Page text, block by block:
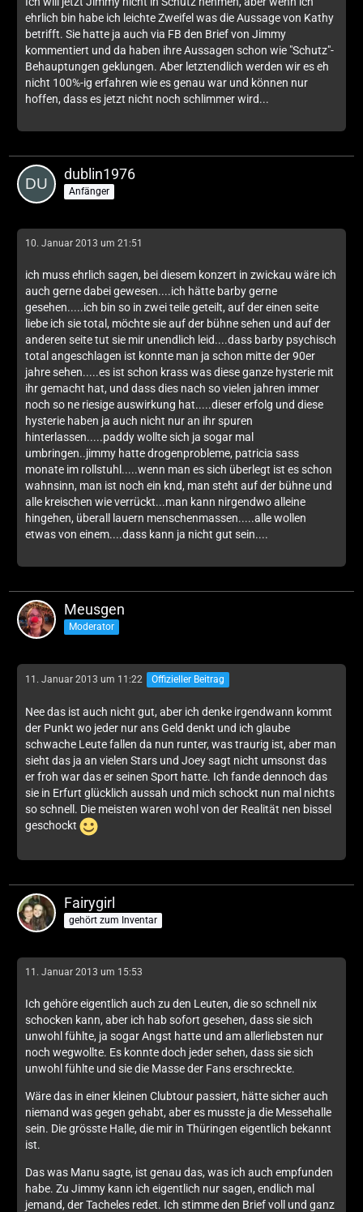
ehrlich bin habe ich leichte Zweifel was die Aussage von Kathy
betrifft. Sie hatte ja auch via FB den Brief von Jimmy
kommentiert und da haben ihre Aussagen schon wie "Schutz"-
Behauptungen geklungen. Aber letztendlich werden wir es eh
nicht 100%-ig erfahren wie es genau war und können nur
hoffen, dass es jetzt nicht noch schlimmer wird...
dublin1976
Anfänger
10. Januar 2013 um 21:51
ich muss ehrlich sagen, bei diesem konzert in zwickau wäre ich
auch gerne dabei gewesen....ich hätte barby gerne
gesehen.....ich bin so in zwei teile geteilt, auf der einen seite
liebe ich sie total, möchte sie auf der bühne sehen und auf der
anderen seite tut sie mir unendlich leid....dass barby psychisch
total angeschlagen ist konnte man ja schon mitte der 90er
jahre sehen.....es ist schon krass was diese ganze hysterie mit
ihr gemacht hat, und dass dies nach so vielen jahren immer
noch so ne riesige auswirkung hat.....dieser erfolg und diese
hysterie haben ja auch nicht nur an ihr spuren
hinterlassen.....paddy wollte sich ja sogar mal
umbringen..jimmy hatte drogenprobleme, patricia sass
monate im rollstuhl.....wenn man es sich überlegt ist es schon
wahnsinn, man ist noch ein knd, man steht auf der bühne und
alle kreischen wie verrückt...man kann nirgendwo alleine
hingehen, überall lauern menschenmassen.....alle wollen
etwas von einem....dass kann ja nicht gut sein....
Meusgen
Moderator
11. Januar 2013 um 11:22 Offizieller Beitrag
Nee das ist auch nicht gut, aber ich denke irgendwann kommt
der Punkt wo jeder nur ans Geld denkt und ich glaube
schwache Leute fallen da nun runter, was traurig ist, aber man
sieht das ja an vielen Stars und Joey sagt nicht umsonst das
er froh war das er seinen Sport hatte. Ich fande dennoch das
sie in Erfurt glücklich aussah und mich schockt nun mal nichts
so schnell. Die meisten waren wohl von der Realität nen bissel
geschockt
Fairygirl
gehört zum Inventar
11. Januar 2013 um 15:53
Ich gehöre eigentlich auch zu den Leuten, die so schnell nix
schocken kann, aber ich hab sofort gesehen, dass sie sich
unwohl fühlte, ja sogar Angst hatte und am allerliebsten nur
noch wegwollte. Es konnte doch jeder sehen, dass sie sich
unwohl fühlte und sie die Masse der Fans erschreckte.
Wäre das in einer kleinen Clubtour passiert, hätte sicher auch
niemand was gegen gehabt, aber es musste ja die Messehalle
sein. Die grösste Halle, die mir in Thüringen eigentlich bekannt
ist.
Das was Manu sagte, ist genau das, was ich auch empfunden
habe. Zu Jimmy kann ich eigentlich nur sagen, endlich mal
jemand, der Tacheles redet. Ich stimme den Brief voll und ganz